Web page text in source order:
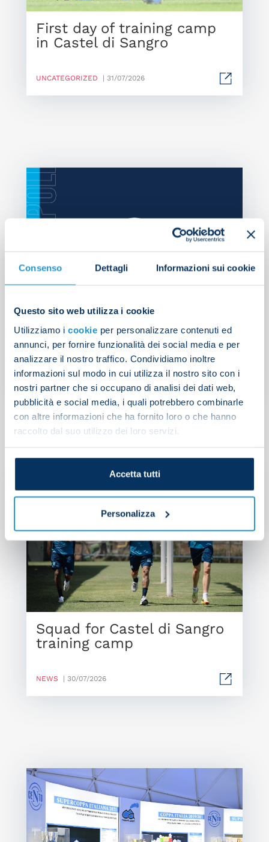
Consenso Dettagli Informazioni sui cookie
Questo sito web utilizza i cookie
Utilizziamo i cookie per personalizzare contenuti ed
annunci, per fornire funzionalità dei social media e per
analizzare il nostro traffico. Condividiamo inoltre
informazioni sul modo in cui utilizza il nostro sito con i
nostri partner che si occupano di analisi dei dati web,
pubblicità e social media, i quali potrebbero combinarle
con altre informazioni che ha fornito loro o che hanno
raccolto dal suo utilizzo dei loro servizi.
Accetta tutti
Personalizza
First day of training camp
in Castel di Sangro
UNCATEGORIZED | 31/07/2026
SSC Napoli mourns Franco
Baresi
PRESS RELEASE | 31/07/2026
Squad for Castel di Sangro
training camp
NEWS | 30/07/2026